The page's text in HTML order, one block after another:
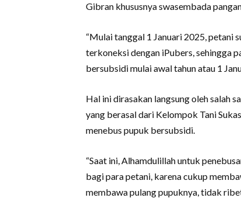
Gibran khususnya swasembada
“Mulai tanggal 1 Januari 2025, petani
terkoneksi dengan iPubers, sehingga
bersubsidi mulai awal tahun atau 1
Hal ini dirasakan langsung oleh salah
yang berasal dari Kelompok Tani
menebus pupuk bersubsidi.
“Saat ini, Alhamdulillah untuk
bagi para petani, karena cukup
membawa pulang pupuknya, tidak